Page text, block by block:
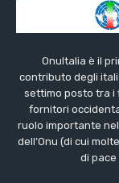
OnuItalia è il
contributo degli
settimo posto tra i
fornitori
ruolo importante
dell’Onu (di cui
di pace